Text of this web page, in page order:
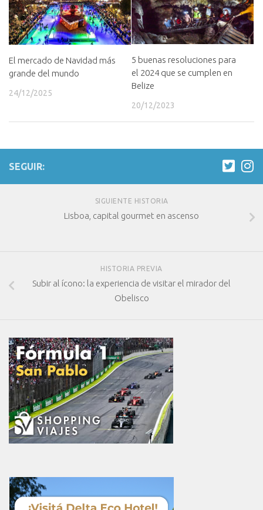
El mercado de Navidad más
grande del mundo
24/12/2025
5 buenas resoluciones para
el 2024 que se cumplen en
Belize
20/12/2023
SEGUIR:
SIGUIENTE HISTORIA
Lisboa, capital gourmet en ascenso
HISTORIA PREVIA
Subir al ícono: la experiencia de visitar el mirador del
Obelisco